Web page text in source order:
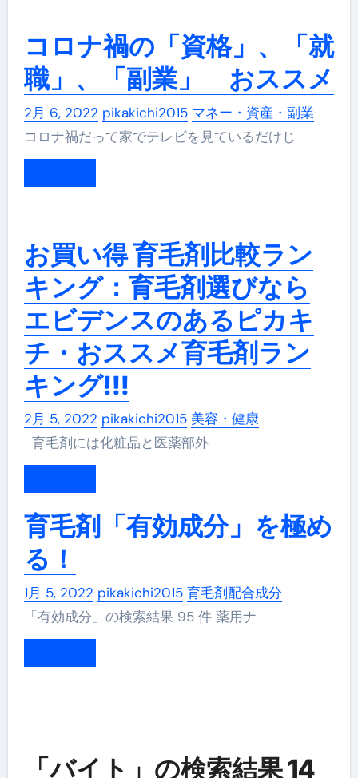
コロナ禍の「資格」、「就
職」、「副業」 おススメ
2月 6, 2022 pikakichi2015 マネー・資産・副業
コロナ禍だって家でテレビを見ているだけじ
お買い得 育毛剤比較ラン
キング：育毛剤選びなら
エビデンスのあるピカキ
チ・おススメ育毛剤ラン
キング!!!
2月 5, 2022 pikakichi2015 美容・健康
育毛剤には化粧品と医薬部外
育毛剤「有効成分」を極め
る！
1月 5, 2022 pikakichi2015 育毛剤配合成分
「有効成分」の検索結果 95 件 薬用ナ
「バイト」の検索結果 14